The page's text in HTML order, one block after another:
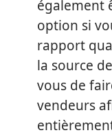
également
option si
rapport
la source
vous de
vendeurs